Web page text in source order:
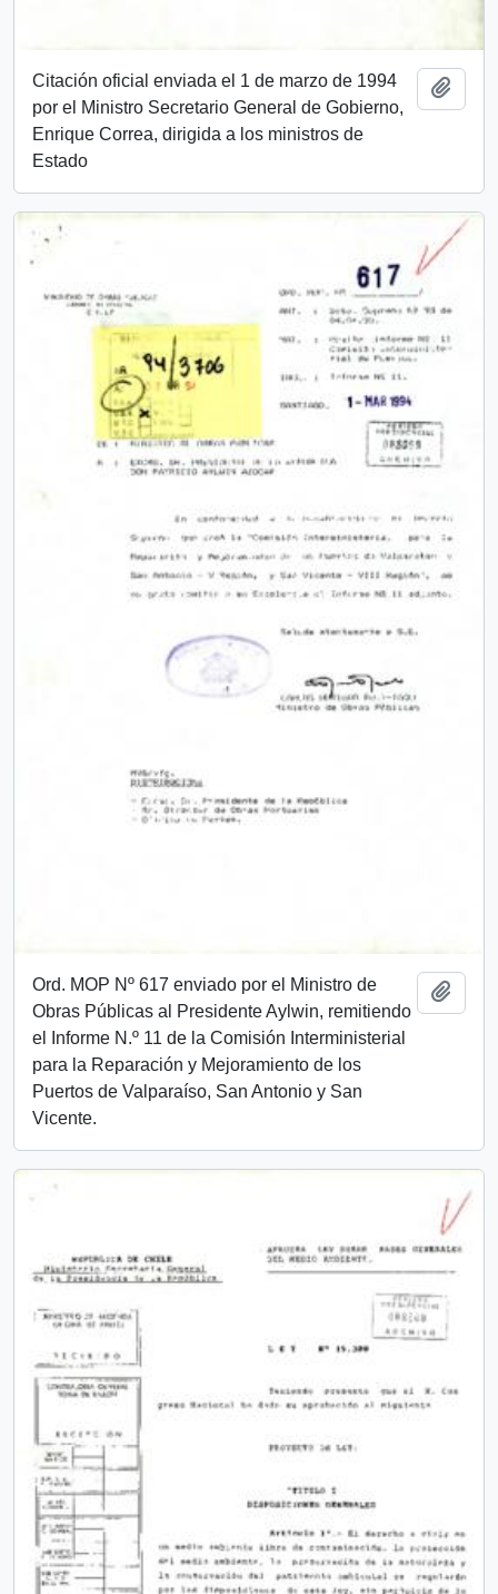
Citación oficial enviada el 1 de marzo de 1994
por el Ministro Secretario General de Gobierno,
Enrique Correa, dirigida a los ministros de
Estado
Ord. MOP Nº 617 enviado por el Ministro de
Obras Públicas al Presidente Aylwin, remitiendo
el Informe N.º 11 de la Comisión Interministerial
para la Reparación y Mejoramiento de los
Puertos de Valparaíso, San Antonio y San
Vicente.